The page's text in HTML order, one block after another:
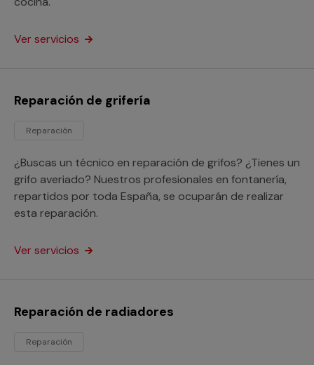
Ver servicios
Reparación de grifería
Reparación
¿Buscas un técnico en reparación de grifos? ¿Tienes un
grifo averiado? Nuestros profesionales en fontanería,
repartidos por toda España, se ocuparán de realizar
esta reparación.
Ver servicios
Reparación de radiadores
Reparación